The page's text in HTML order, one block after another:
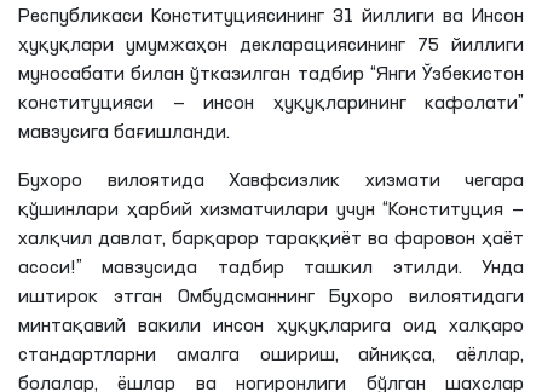
Республикаси Конституциясининг 31 йиллиги ва Инсон
ҳуқуқлари умумжаҳон декларациясининг 75 йиллиги
муносабати билан ўтказилган тадбир “Янги Ўзбекистон
конституцияси — инсон ҳуқуқларининг кафолати”
мавзусига бағишланди.
Бухоро вилоятида Хавфсизлик хизмати чегара
қўшинлари ҳарбий хизматчилари учун “Конституция —
халқчил давлат, барқарор тараққиёт ва фаровон ҳаёт
асоси!” мавзусида тадбир ташкил этилди. Унда
иштирок этган Омбудсманнинг Бухоро вилоятидаги
минтақавий вакили инсон ҳуқуқларига оид халқаро
стандартларни амалга ошириш, айниқса, аёллар,
болалар, ёшлар ва ногиронлиги бўлган шахслар